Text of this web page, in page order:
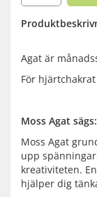
Agat är
För hjärtchakrat
Moss Agat sägs:
Moss Agat
upp
kreativiteten.
hjälper dig